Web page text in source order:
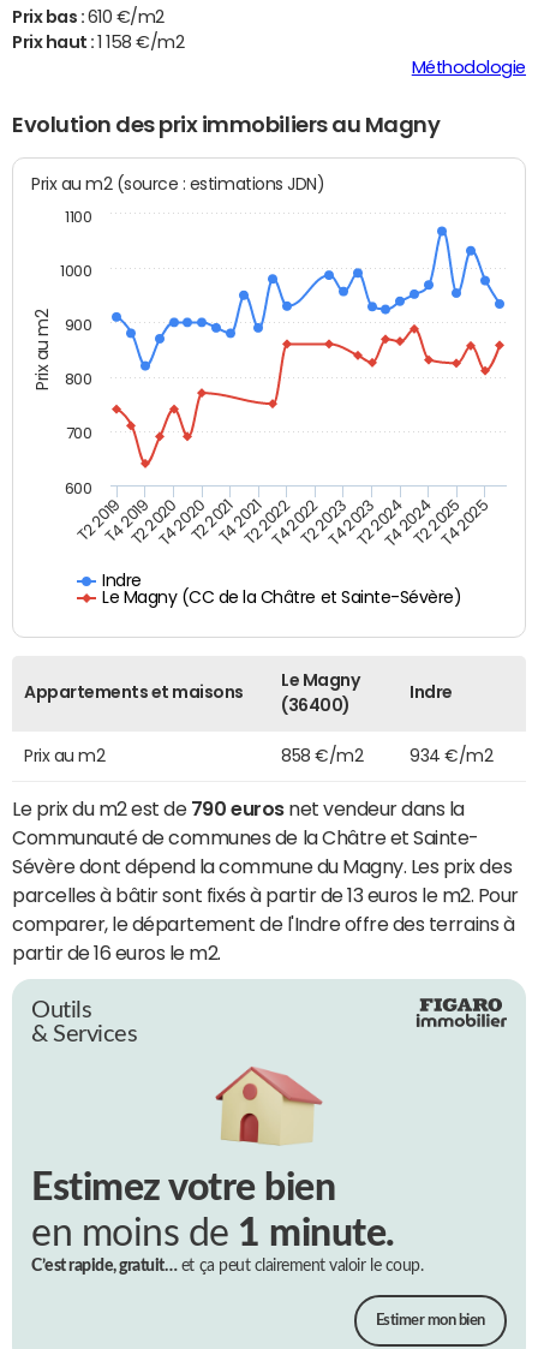
Prix bas : 610 €/m2
Prix haut :
1 158 €/m2
Méthodologie
Evolution des prix immobiliers au Magny
Prix au m2
Prix au m2 (source : estimations JDN)
Indre
Le Magny (CC de la Châtre et Sainte-Sévère)
T2 2019T4 2019T2 2020T4 2020T2 2021T4 2021T2 2022T4 2022T2 2023T4 2023T2 2024T4 2024T2 2025T4 2025
600
700
800
900
1000
1100
Appartements et maisons
Le Magny
(36400)
Indre
Prix au m2 858 €/m2 934 €/m2
Le prix du m2 est de 790 eurosnet vendeur dans la
Communauté de communes de la Châtre et Sainte-
Sévère dont dépend la commune du Magny. Les prix des
parcelles à bâtir sont fixés à partir de 13 euros le m2. Pour
comparer, le département de l'Indre offre des terrains à
partir de 16 euros le m2.
Outils
& Services
Estimez votre bien
en moins de 1 minute.
C’est rapide, gratuit…et ça peut clairement valoir le coup.
Estimer mon bien